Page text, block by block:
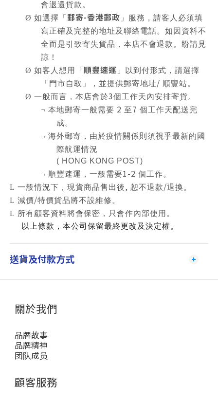
會退還貨款。
Ø 如選擇「 郵寄-香港郵政 」服務，請客人必須填
寫正確及完整的地址及聯絡電話。如因資料不
全而是引致寄失貨品，本店不會退款。盼請見
諒！
Ø 如客人想用「 順豐速運 」以到付形式，請選擇
「門市自取」，並提供郵寄地址/ 順豐站。
Ø 一般而言，本店會於3個工作天內安排寄貨。
¬ 本地郵寄一般需要 2 至7 個工作天配送完
成。
¬ 海外郵寄，由於疫情關係則須視乎最新的國
際航運情況
( HONG KONG POST)
¬ 順豐速運，一般需要1-2 個工作。
L 一般情況下，現貨商品售出後, 恕不退款/退換。
L 減價/特價貨品將不設維修。
L 所有顧客資料將會保密，只會作內部使用。
以上條款，本公司保留最終更改及決定權。
送貨及付款方式
關於我們
品牌故事
品牌精神
团队成员
顧客服務